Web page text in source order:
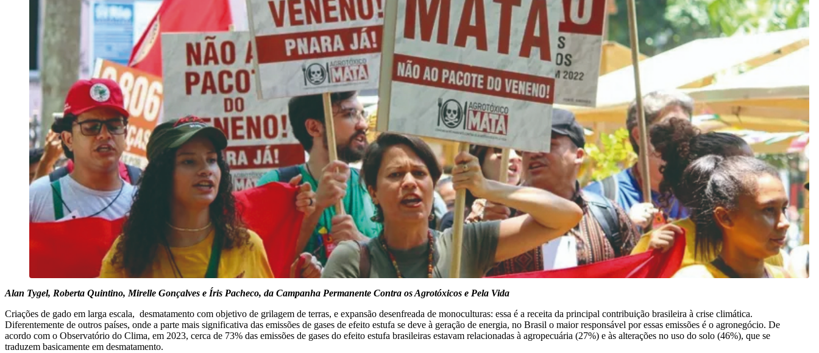
Alan Tygel, Roberta Quintino, Mirelle Gonçalves e Íris Pacheco, da Campanha Permanente Contra os Agrotóxicos e Pela Vida
Criações de gado em larga escala, desmatamento com objetivo de grilagem de terras, e expansão desenfreada de monoculturas: essa é a receita da principal contribuição brasileira à crise climática.
Diferentemente de outros países, onde a parte mais significativa das emissões de gases de efeito estufa se deve à geração de energia, no Brasil o maior responsável por essas emissões é o agronegócio. De
acordo com o Observatório do Clima, em 2023, cerca de 73% das emissões de gases do efeito estufa brasileiras estavam relacionadas à agropecuária (27%) e às alterações no uso do solo (46%), que se
traduzem basicamente em desmatamento.